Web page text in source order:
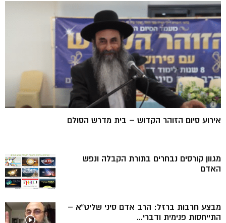
אירוע סיום הזוהר הקדוש – בית מדרש הסולם
מגוון קורסים נבחרים בתורת הקבלה ונפש
האדם
מבצע חרבות ברזל: הרב אדם סיני שליט”א –
התייחסות פנימית ודברי...